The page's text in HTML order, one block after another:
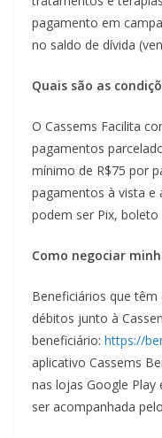
pagamento em
no saldo de dívida
Quais são as
O Cassems Facilita
pagamentos
mínimo de R$75 por
pagamentos à vista e
podem ser Pix,
Como negociar
Beneficiários que
débitos junto à
beneficiário: https://
aplicativo Cassems
nas lojas Google Play
ser acompanhada